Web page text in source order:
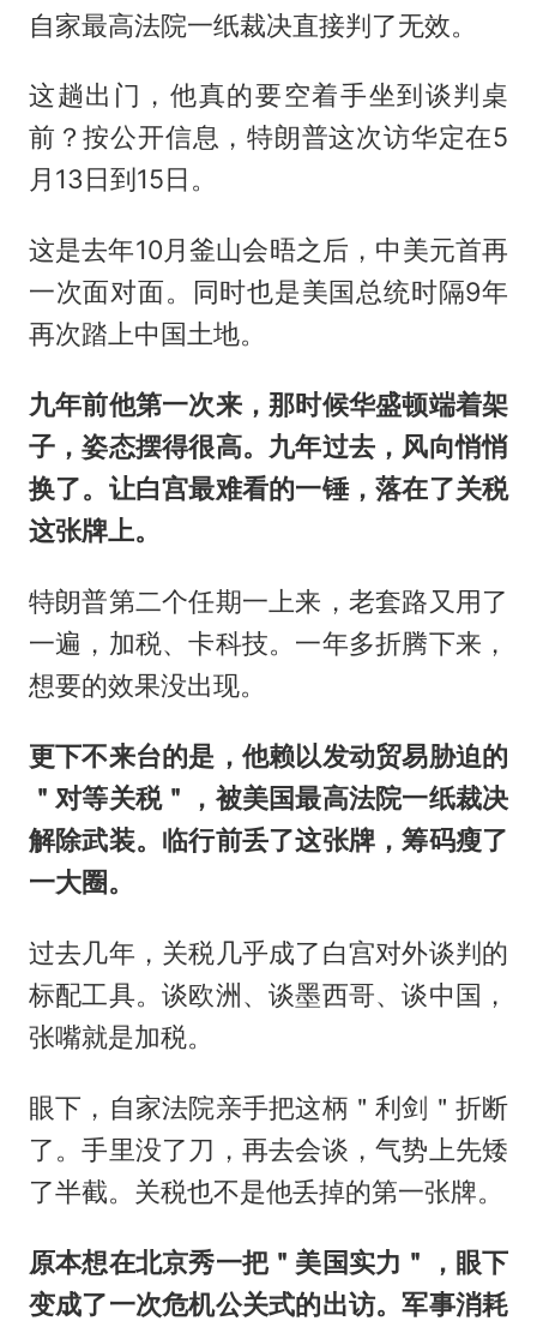
自家最高法院一纸裁决直接判了无效。
这趟出门，他真的要空着手坐到谈判桌
前？按公开信息，特朗普这次访华定在5
月13日到15日。
这是去年10月釜山会晤之后，中美元首再
一次面对面。同时也是美国总统时隔9年
再次踏上中国土地。
九年前他第一次来，那时候华盛顿端着架
子，姿态摆得很高。九年过去，风向悄悄
换了。让白宫最难看的一锤，落在了关税
这张牌上。
特朗普第二个任期一上来，老套路又用了
一遍，加税、卡科技。一年多折腾下来，
想要的效果没出现。
更下不来台的是，他赖以发动贸易胁迫的
＂对等关税＂，被美国最高法院一纸裁决
解除武装。临行前丢了这张牌，筹码瘦了
一大圈。
过去几年，关税几乎成了白宫对外谈判的
标配工具。谈欧洲、谈墨西哥、谈中国，
张嘴就是加税。
眼下，自家法院亲手把这柄＂利剑＂折断
了。手里没了刀，再去会谈，气势上先矮
了半截。关税也不是他丢掉的第一张牌。
原本想在北京秀一把＂美国实力＂，眼下
变成了一次危机公关式的出访。军事消耗